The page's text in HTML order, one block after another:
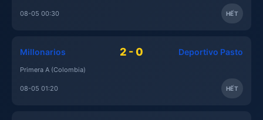
08-05 00:30 HẾT
Millonarios 2 - 0 Deportivo Pasto
Primera A (Colombia)
08-05 01:20 HẾT